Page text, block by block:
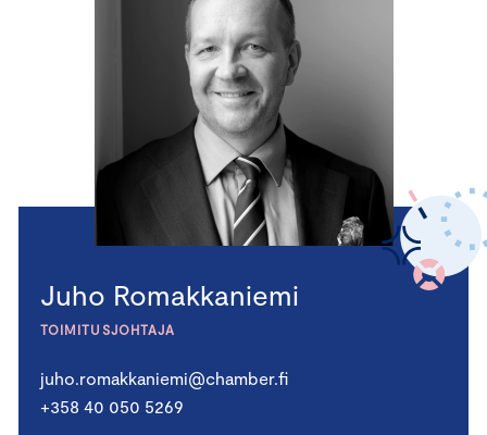
Juho Romakkaniemi
TOIMITUSJOHTAJA
juho.romakkaniemi@chamber.fi
+358 40 050 5269